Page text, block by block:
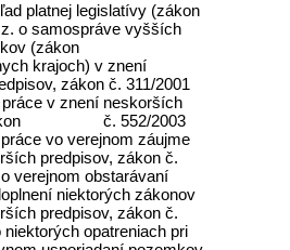
platnej legislatívy (zákon
o samospráve vyšších
(zákon
krajoch) v znení
zákon č. 311/2001
v znení neskorších
zákon č. 552/2003
vo verejnom záujme
predpisov, zákon č.
verejnom obstarávaní
niektorých zákonov
predpisov, zákon č.
niektorých opatreniach pri